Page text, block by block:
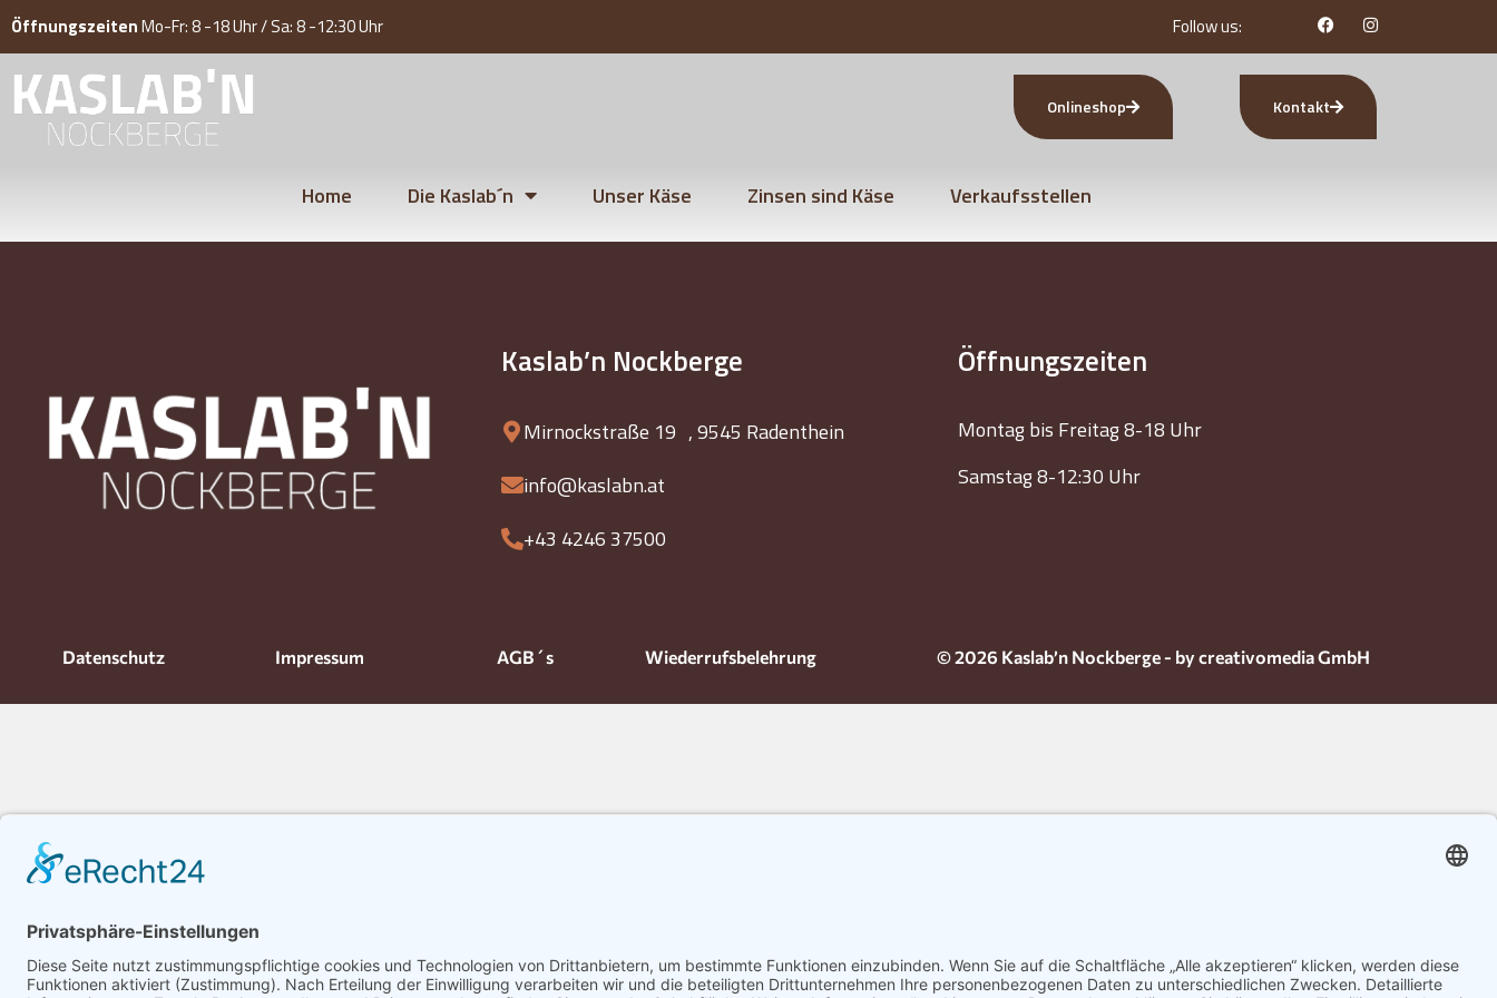
ÖffnungszeitenMo-Fr: 8 -18 Uhr / Sa: 8 -12:30 Uhr Follow us:
Onlineshop Kontakt
Home Die Kaslab´n Unser Käse Zinsen sind Käse Verkaufsstellen
Kaslab’n Nockberge
Mirnockstraße 19 , 9545 Radenthein
info@kaslabn.at
+43 4246 37500
Öffnungszeiten
Montag bis Freitag 8-18 Uhr
Samstag 8-12:30 Uhr
Datenschutz Impressum AGB´s Wiederrufsbelehrung © 2026 Kaslab’n Nockberge - by creativomedia GmbH